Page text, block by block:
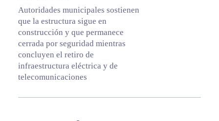
Autoridades municipales sostienen
que la estructura sigue en
construcción y que permanece
cerrada por seguridad mientras
concluyen el retiro de
infraestructura eléctrica y de
telecomunicaciones